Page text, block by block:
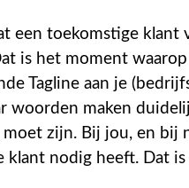
een toekomstige klant
is het moment
Tagline aan je
woorden maken
zijn. Bij jou, en bij
klant nodig heeft. Dat